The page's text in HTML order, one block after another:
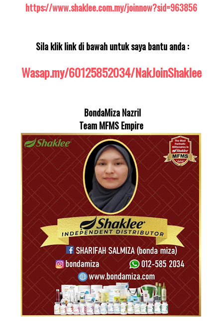
https://www.shaklee.com.my/joinnow?sid=963856
Sila klik link di bawah untuk saya bantu anda :
Wasap.my/60125852034/NakJoinShaklee
BondaMiza Nazril
Team MFMS Empire